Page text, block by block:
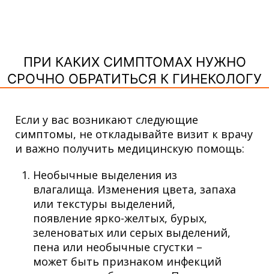
ПРИ КАКИХ СИМПТОМАХ НУЖНО
СРОЧНО ОБРАТИТЬСЯ К ГИНЕКОЛОГУ
Если у вас возникают следующие
симптомы, не откладывайте визит к врачу
и важно получить медицинскую помощь:
Необычные выделения из
влагалища. Изменения цвета, запаха
или текстуры выделений,
появление ярко-желтых, бурых,
зеленоватых или серых выделений,
пена или необычные сгустки –
может быть признаком инфекций